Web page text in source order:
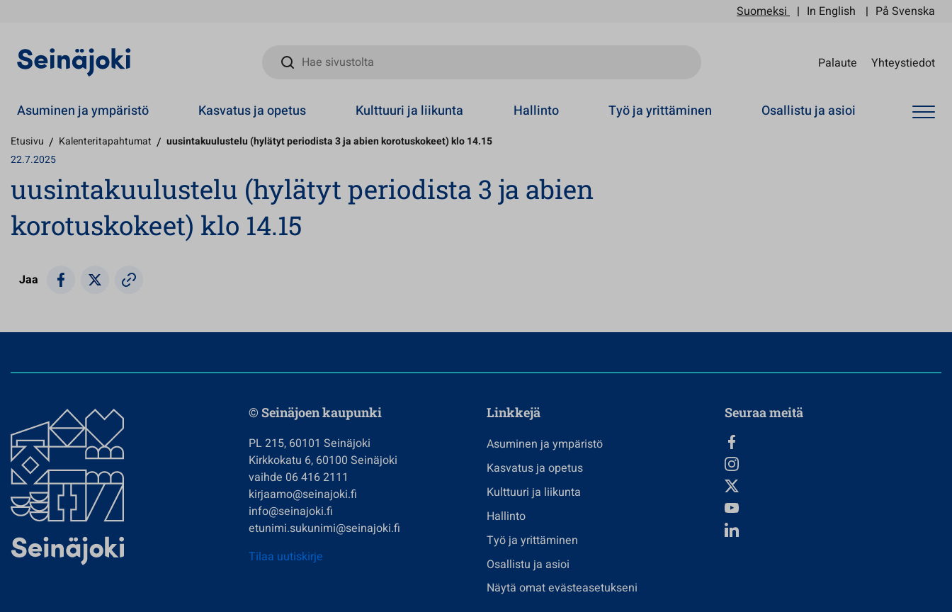
Suomeksi In English På Svenska
Hae sivustolta
Palaute Yhteystiedot
Asuminen ja ympäristö Kasvatus ja opetus Kulttuuri ja liikunta Hallinto Työ ja yrittäminen Osallistu ja asioi
Etusivu / Kalenteritapahtumat / uusintakuulustelu (hylätyt periodista 3 ja abien korotuskokeet) klo 14.15
22.7.2025
uusintakuulustelu (hylätyt periodista 3 ja abien
korotuskokeet) klo 14.15
Jaa
© Seinäjoen kaupunki
PL 215, 60101 Seinäjoki
Kirkkokatu 6, 60100 Seinäjoki
vaihde 06 416 2111
kirjaamo@seinajoki.fi
info@seinajoki.fi
etunimi.sukunimi@seinajoki.fi
Tilaa uutiskirje
Linkkejä
Asuminen ja ympäristö
Kasvatus ja opetus
Kulttuuri ja liikunta
Hallinto
Työ ja yrittäminen
Osallistu ja asioi
Näytä omat evästeasetukseni
Seuraa meitä